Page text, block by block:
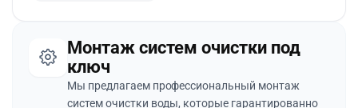
Монтаж систем очистки под
ключ
Мы предлагаем профессиональный монтаж
систем очистки воды, которые гарантированно